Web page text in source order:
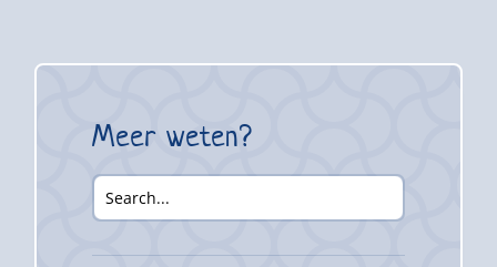
Meer weten?